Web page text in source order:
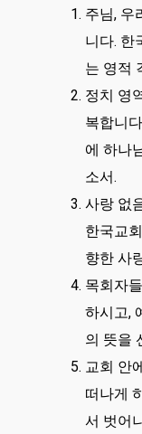
주님, 우
니다. 한
는 영적
정치 영
복합니
에 하나
소서.
사랑 없
한국교
향한 사
목회자
하시고,
의 뜻을
교회 안
떠나게
서 벗어